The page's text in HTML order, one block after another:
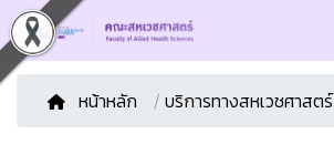
หน้าหลัก / บริการทางสหเวชศาสตร์